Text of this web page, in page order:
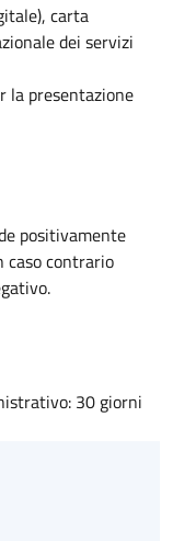
carta
dei servizi
la presentazione
positivamente
caso contrario
30 giorni